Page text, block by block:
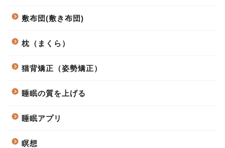
敷布団(敷き布団)
枕（まくら）
猫背矯正（姿勢矯正）
睡眠の質を上げる
睡眠アプリ
瞑想